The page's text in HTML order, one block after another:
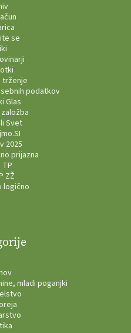
se
trženje
podatkov
Glas
Svet
2025
prijazna
TP
ZŽ
logično
mladi poganjki